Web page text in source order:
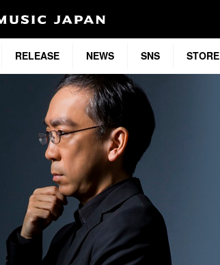
RELEASE NEWS SNS STORE